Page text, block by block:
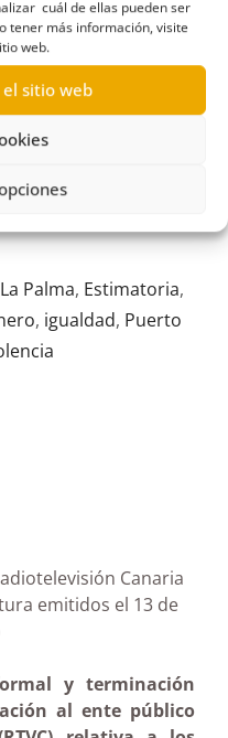
cuál de ellas pueden ser
tener más información, visite
web.
sitio web
Palma, Estimatoria,
, igualdad, Puerto
Canaria
emitidos el 13 de
y terminación
al ente público